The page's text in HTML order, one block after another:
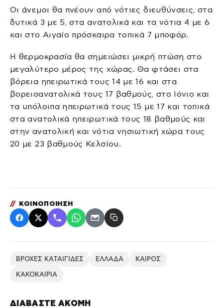
ΔΙΑΒΑΣΤΕ ΑΚΟΜΗ
Οι άνεμοι θα πνέουν από νότιες διευθύνσεις, στα
δυτικά 3 με 5, στα ανατολικά και τα νότια 4 με 6
και στο Αιγαίο πρόσκαιρα τοπικά 7 μποφόρ.
Η θερμοκρασία θα σημειώσει μικρή πτώση στο
μεγαλύτερο μέρος της χώρας. Θα φτάσει στα
βόρεια ηπειρωτικά τους 14 με 16 και στα
βορειοανατολικά τους 17 βαθμούς, στο Ιόνιο και
τα υπόλοιπα ηπειρωτικά τους 15 με 17 και τοπικά
στα ανατολικά ηπειρωτικά τους 18 βαθμούς και
στην ανατολική και νότια νησιωτική χώρα τους
20 με 23 βαθμούς Κελσίου.
// ΚΟΙΝΟΠΟΙΗΣΗ
ΒΡΟΧΕΣ ΚΑΤΑΙΓΙΔΕΣ ΕΛΛΑΔΑ ΚΑΙΡΟΣ
ΚΑΚΟΚΑΙΡΙΑ